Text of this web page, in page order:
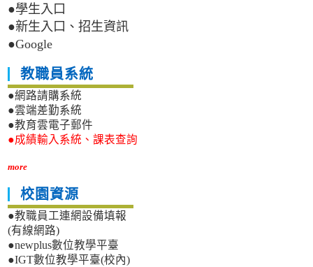
●學生入口
●新生入口、招生資訊
●Google
教職員系統
●網路請購系統
●雲端差勤系統
●教育雲電子郵件
●成績輸入系統、課表查詢
more
校園資源
●教職員工連網設備填報
(有線網路)
●newplus數位教學平臺
●IGT數位教學平臺(校內)